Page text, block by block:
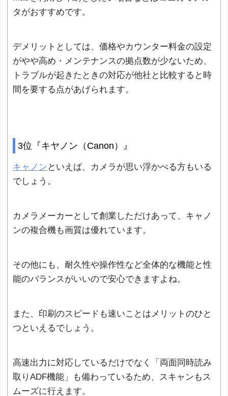
タがおすすめです。
デメリットとしては、価格やカウンター料金の設定
がやや高め・メンテナンスの拠点数が少ないため、
トラブルが起きたときの対応が他社と比較すると時
間を要する点があげられます。
3位『キヤノン（Canon）』
キャノン といえば、カメラが思い浮かべる方もいる
でしょう。
カメラメーカーとして創業しただけあって、キャノ
ンの複合機も画質は優れています。
その他にも、耐久性や操作性など全体的な機能と性
能のバランスがいいので安心できますよね。
また、印刷のスピードも速いことはメリットのひと
つといえるでしょう。
高速出力に対応しているだけでなく「両面同時読み
取りADF機能」も備わっているため、スキャンもス
ムーズに行えます。